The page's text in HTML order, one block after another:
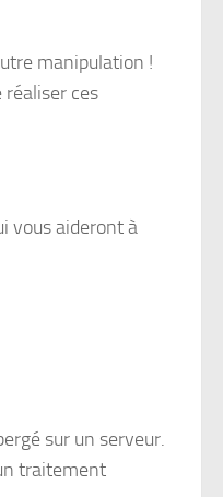
manipulation !
ces
vous aideront à
sur un serveur.
traitement